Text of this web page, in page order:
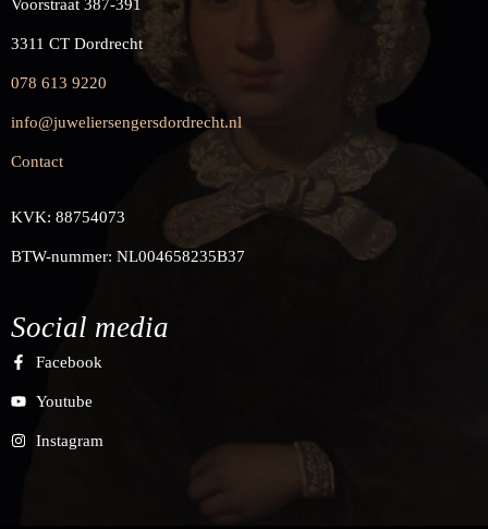
Voorstraat 387-391
3311 CT Dordrecht
078 613 9220
info@juweliersengersdordrecht.nl
Contact
KVK: 88754073
BTW-nummer: NL004658235B37
Social media
Facebook
Youtube
Instagram